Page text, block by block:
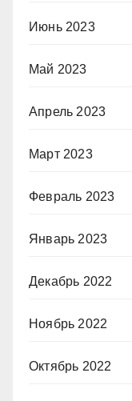
Июнь 2023
Май 2023
Апрель 2023
Март 2023
Февраль 2023
Январь 2023
Декабрь 2022
Ноябрь 2022
Октябрь 2022